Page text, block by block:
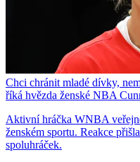
Chci chránit mladé dívky,
říká hvězda ženské NBA
Aktivní hráčka WNBA
ženském sportu. Reakce
spoluhráček.